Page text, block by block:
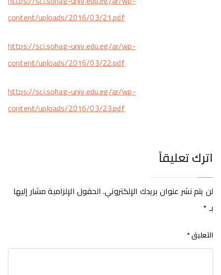
content/uploads/2016/03/21.pdf
https://sci.sohag-univ.edu.eg/ar/wp-
content/uploads/2016/03/22.pdf
https://sci.sohag-univ.edu.eg/ar/wp-
content/uploads/2016/03/23.pdf
اترك تعليقاً
لن يتم نشر عنوان بريدك الإلكتروني. الحقول الإلزامية مشار إليها
بـ*
التعليق*